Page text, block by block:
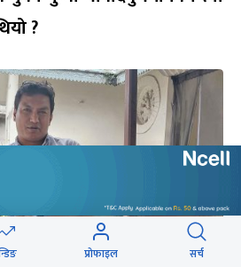
?
प्रोफाइल सर्च